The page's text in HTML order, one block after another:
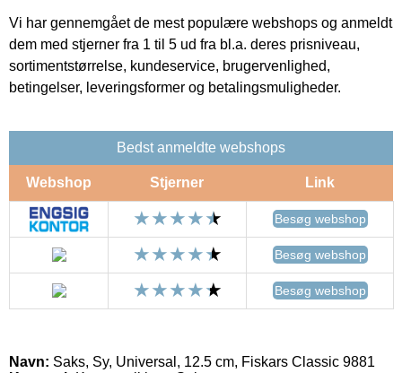
Vi har gennemgået de mest populære webshops og anmeldt
dem med stjerner fra 1 til 5 ud fra bl.a. deres prisniveau,
sortimentstørrelse, kundeservice, brugervenlighed,
betingelser, leveringsformer og betalingsmuligheder.
Bedst anmeldte webshops
Webshop Stjerner Link
Besøg webshop
Besøg webshop
Besøg webshop
Navn: Saks, Sy, Universal, 12.5 cm, Fiskars Classic 9881